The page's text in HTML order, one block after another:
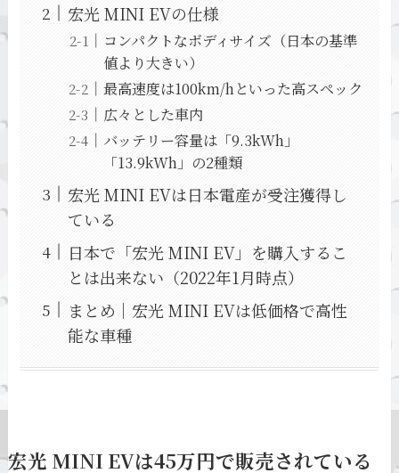
宏光 MINI EVの仕様
コンパクトなボディサイズ（日本の基準
値より大きい）
最高速度は100km/hといった高スペック
広々とした車内
バッテリー容量は「9.3kWh」
「13.9kWh」の2種類
宏光 MINI EVは日本電産が受注獲得し
ている
日本で「宏光 MINI EV」を購入するこ
とは出来ない（2022年1月時点）
まとめ｜宏光 MINI EVは低価格で高性
能な車種
宏光 MINI EVは45万円で販売されている